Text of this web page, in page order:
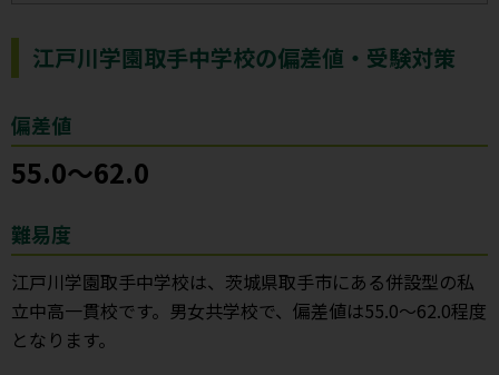
江戸川学園取手中学校の偏差値・受験対策
偏差値
55.0～62.0
難易度
江戸川学園取手中学校は、茨城県取手市にある併設型の私
立中高一貫校です。男女共学校で、偏差値は55.0～62.0程度
となります。